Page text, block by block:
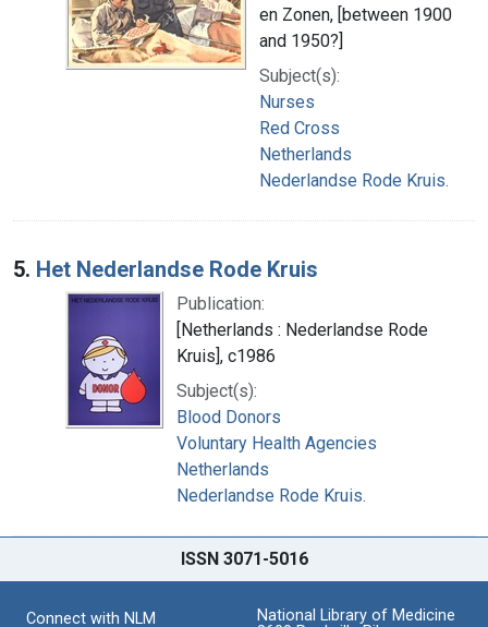
en Zonen, [between 1900
and 1950?]
Subject(s):
Nurses
Red Cross
Netherlands
Nederlandse Rode Kruis.
5. Het Nederlandse Rode Kruis
Publication:
[Netherlands : Nederlandse Rode
Kruis], c1986
Subject(s):
Blood Donors
Voluntary Health Agencies
Netherlands
Nederlandse Rode Kruis.
ISSN 3071-5016
Connect with NLM
National Library of Medicine